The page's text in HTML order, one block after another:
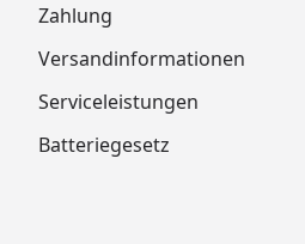
Zahlung
Versandinformationen
Serviceleistungen
Batteriegesetz